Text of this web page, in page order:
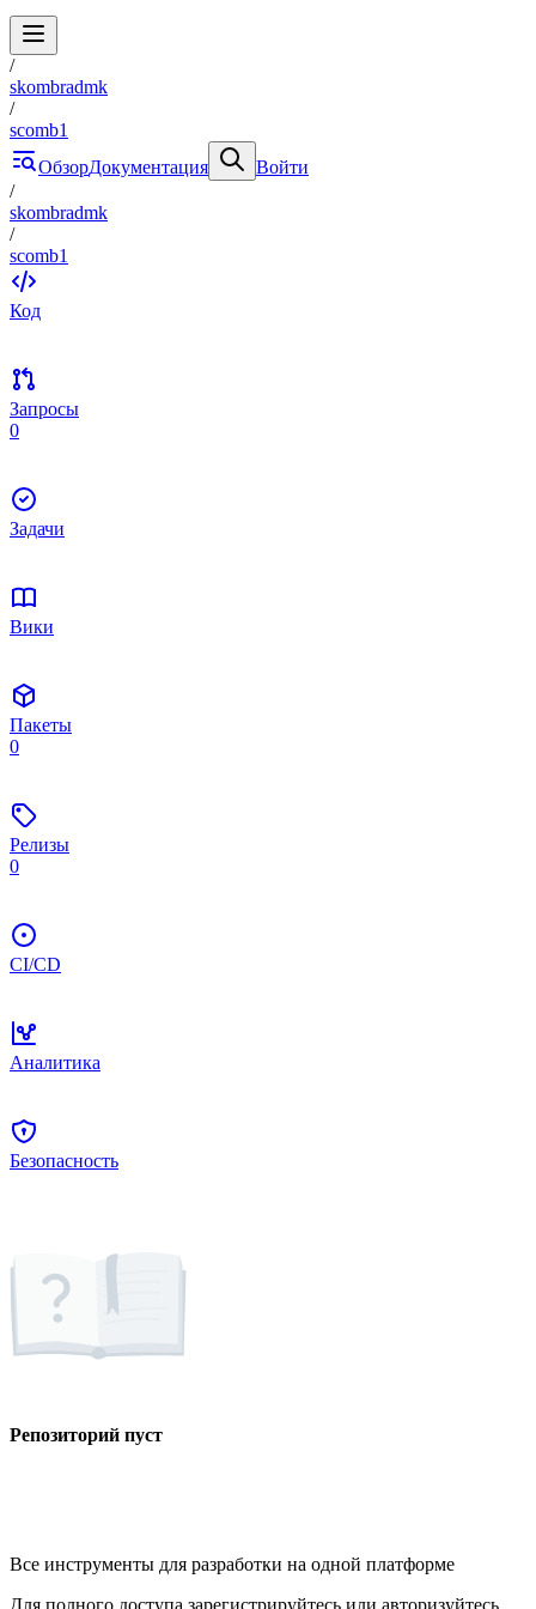
/
skombradmk
/
scomb1
ОбзорДокументация
Войти
/
skombradmk
/
scomb1
Код
Запросы
0
Задачи
Вики
Пакеты
0
Релизы
0
CI/CD
Аналитика
Безопасность
Репозиторий пуст
Все инструменты для разработки на одной платформе
Для полного доступа зарегистрируйтесь или авторизуйтесь